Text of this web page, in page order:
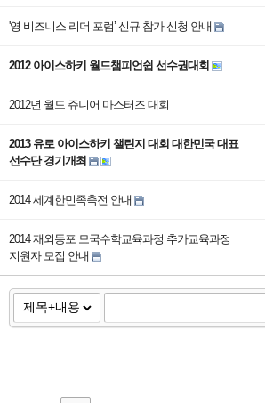
'영 비즈니스 리더 포럼’ 신규 참가 신청 안내
2012 아이스하키 월드챔피언쉽 선수권대회
2012년 월드 쥬니어 마스터즈 대회
2013 유로 아이스하키 챌린지 대회 대한민국 대표
선수단 경기개최
2014 세계한민족축전 안내
2014 재외동포 모국수학교육과정 추가교육과정
지원자 모집 안내